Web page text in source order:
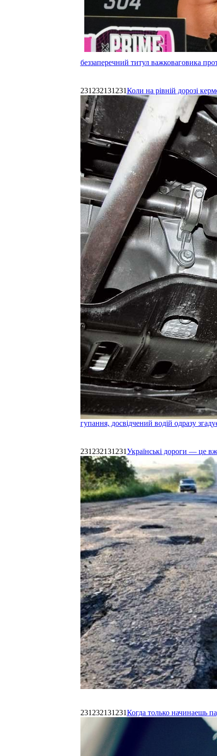
беззаперечний титул важковаговика
231232131231Коли на рівній дорозі
гупання, досвідчений водій одразу
231232131231Українські дороги — це
231232131231Когда только начинаешь